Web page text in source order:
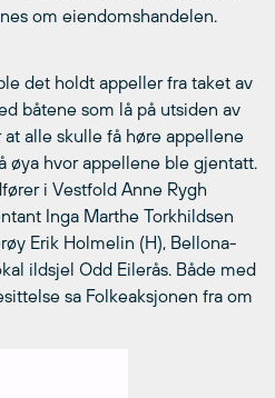
om eiendomshandelen.
det holdt appeller fra taket av
båtene som lå på utsiden av
alle skulle få høre appellene
øya hvor appellene ble gjentatt.
i Vestfold Anne Rygh
Inga Marthe Torkhildsen
Erik Holmelin (H), Bellona-
ildsjel Odd Eilerås. Både med
sa Folkeaksjonen fra om